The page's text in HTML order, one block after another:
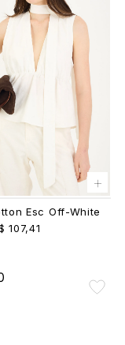
+
Esc Off-White
107,41